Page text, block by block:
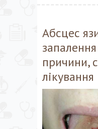
Абсцес
причини,
лікування